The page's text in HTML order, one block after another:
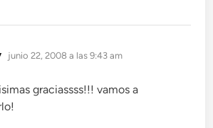
dice:
junio 22, 2008 a las 9:43 am
graciassss!!! vamos a